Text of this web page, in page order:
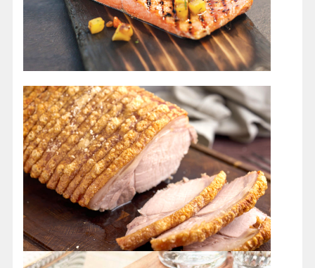
以原汁原味體驗18~20世紀的丹麥生活，彷彿穿越
時空，相當有樂趣。
☆伊格斯考夫堡─
北歐最具代表性的「水上城
堡」，不只外觀浪漫華麗，內部收藏也五花八門，
琳瑯滿目，讓人大開眼界。